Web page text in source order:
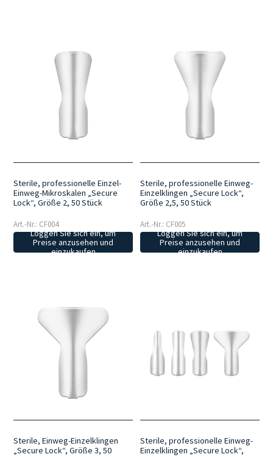
Sterile, professionelle Einzel-
Einweg-Mikroskalen „Secure
Lock“, Größe 2, 50 Stück
Art.-Nr.: CF004
Loggen Sie sich ein, um
Preise anzusehen und
einzukaufen
Sterile, professionelle Einweg-
Einzelklingen „Secure Lock“,
Größe 2,5, 50 Stück
Art.-Nr.: CF005
Loggen Sie sich ein, um
Preise anzusehen und
einzukaufen
Sterile, Einweg-Einzelklingen
„Secure Lock“, Größe 3, 50
Sterile, professionelle Einweg-
Einzelklingen „Secure Lock“,